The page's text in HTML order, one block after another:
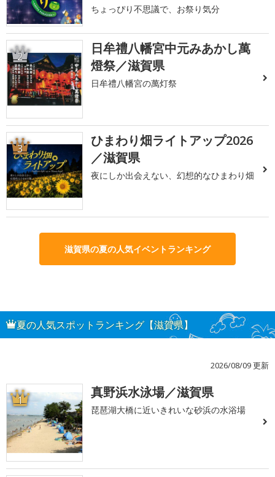
ちょっぴり不思議で、お祭り気分
2
日牟禮八幡宮中元みあかし萬
燈祭／滋賀県
日牟禮八幡宮の萬灯祭
3
ひまわり畑ライトアップ2026
／滋賀県
夜にしか出会えない、幻想的なひまわり畑
滋賀県の夏の人気イベントランキング
夏の人気スポットランキング【滋賀県】
2026/08/09 更新
1 真野浜水泳場／滋賀県
琵琶湖大橋に近いきれいな砂浜の水浴場